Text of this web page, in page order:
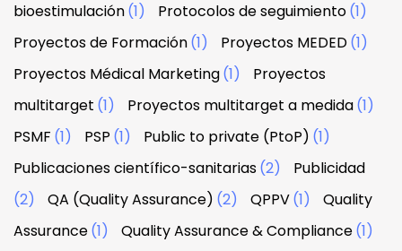
bioestimulación(1) Protocolos de seguimiento(1)
Proyectos de Formación(1) Proyectos MEDED(1)
Proyectos Médical Marketing(1)
Proyectos
multitarget (1) Proyectos multitarget a medida(1)
PSMF (1) PSP (1) Public to private (PtoP) (1)
Publicaciones científico-sanitarias(2)
Publicidad
(2)
QA (Quality Assurance) (2) QPPV(1)
Quality
Assurance(1) Quality Assurance & Compliance(1)